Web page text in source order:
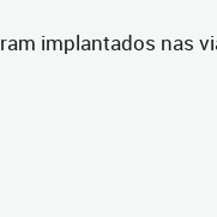
implantados nas